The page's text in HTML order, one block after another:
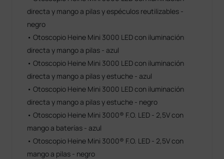
directa y mango a pilas y espéculos reutilizables -
negro
• Otoscopio Heine Mini 3000 LED con iluminación
directa y mango a pilas - azul
• Otoscopio Heine Mini 3000 LED con iluminación
directa y mango a pilas y estuche - azul
• Otoscopio Heine Mini 3000 LED con iluminación
directa y mango a pilas y estuche - negro
• Otoscopio Heine Mini 3000® F.O. LED - 2,5V con
mango a baterías - azul
• Otoscopio Heine Mini 3000® F.O. LED - 2,5V con
mango a pilas - negro